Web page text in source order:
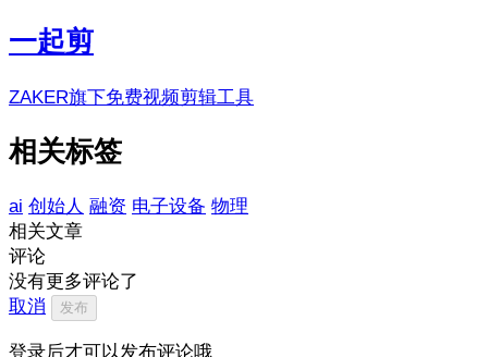
一起剪
ZAKER旗下免费视频剪辑工具
相关标签
ai 创始人 融资 电子设备 物理
相关文章
评论
没有更多评论了
取消
发布
登录后才可以发布评论哦